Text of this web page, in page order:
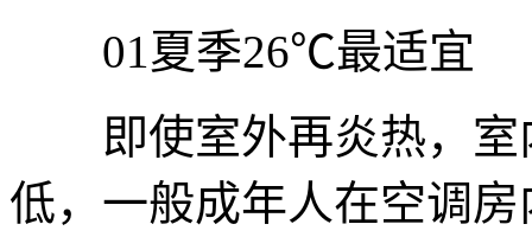
01夏季26℃最适宜
即使室外再炎热，室
低，一般成年人在空调